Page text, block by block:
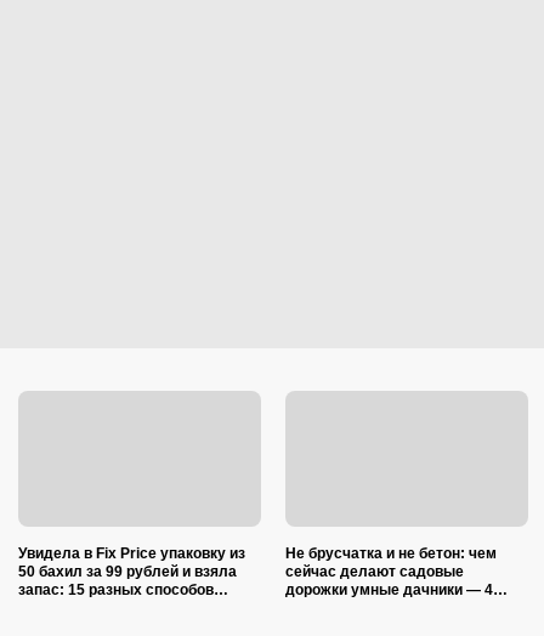
Увидела в Fix Price упаковку из
50 бахил за 99 рублей и взяла
запас: 15 разных способов
Не брусчатка и не бетон: чем
сейчас делают садовые
дорожки умные дачники — 4